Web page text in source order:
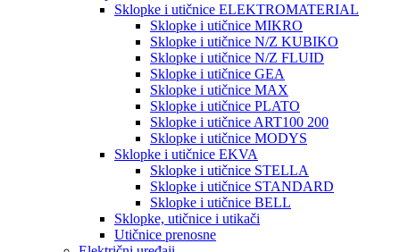
Sklopke i utičnice ELEKTROMATERIAL
Sklopke i utičnice MIKRO
Sklopke i utičnice N/Z KUBIKO
Sklopke i utičnice N/Z FLUID
Sklopke i utičnice GEA
Sklopke i utičnice MAX
Sklopke i utičnice PLATO
Sklopke i utičnice ART100 200
Sklopke i utičnice MODYS
Sklopke i utičnice EKVA
Sklopke i utičnice STELLA
Sklopke i utičnice STANDARD
Sklopke i utičnice BELL
Sklopke, utičnice i utikači
Utičnice prenosne